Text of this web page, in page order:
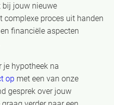
bij jouw nieuwe
complexe proces uit handen
financiële aspecten
je hypotheek na
op met een van onze
gesprek over jouw